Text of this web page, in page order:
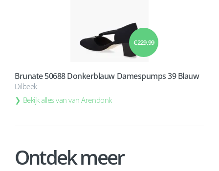
€ 229,99
Brunate 50688 Donkerblauw Damespumps 39 Blauw
Dilbeek
Bekijk alles van van Arendonk
Ontdek meer